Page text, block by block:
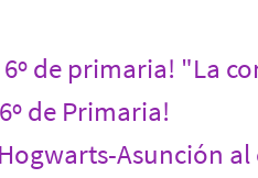
6º de primaria! "La
de Primaria!
Asunción al